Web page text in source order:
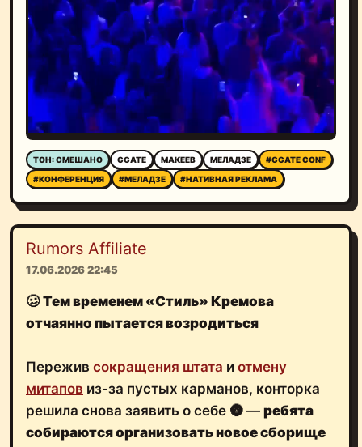
ТОН: СМЕШАНО GGATE МАКЕЕВ МЕЛАДЗЕ
#GGATE CONF
#КОНФЕРЕНЦИЯ
#МЕЛАДЗЕ #НАТИВНАЯ РЕКЛАМА
Rumors Affiliate
17.06.2026 22:45
🥴Тем временем «Стиль» Кремова
отчаянно пытается возродиться
Пережив сокращения штата и отмену
митапов из-за пустых карманов, конторка
решила снова заявить о себе 🌚 — ребята
собираются организовать новое сборище